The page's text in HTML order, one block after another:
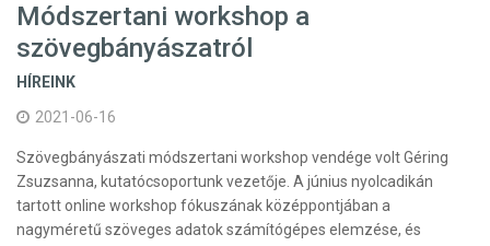
Módszertani workshop a
szövegbányászatról
HÍREINK
2021-06-16
Szövegbányászati módszertani workshop vendége volt Géring
Zsuzsanna, kutatócsoportunk vezetője. A június nyolcadikán
tartott online workshop fókuszának középpontjában a
nagyméretű szöveges adatok számítógépes elemzése, és